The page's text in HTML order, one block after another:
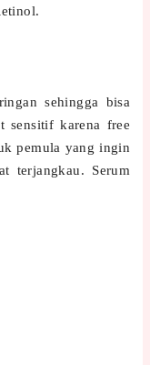
sehingga bisa
sensitif karena free
pemula yang ingin
terjangkau. Serum